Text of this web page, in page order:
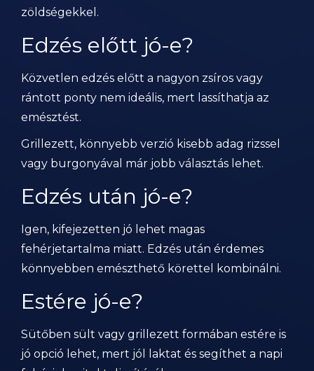
zöldségekkel.
Edzés előtt jó-e?
Közvetlen edzés előtt a nagyon zsíros vagy
rántott ponty nem ideális, mert lassíthatja az
emésztést.
Grillezett, könnyebb verzió kisebb adag rizssel
vagy burgonyával már jobb választás lehet.
Edzés után jó-e?
Igen, kifejezetten jó lehet magas
fehérjetartalma miatt. Edzés után érdemes
könnyebben emészthető körettel kombinálni.
Estére jó-e?
Sütőben sült vagy grillezett formában estére is
jó opció lehet, mert jól laktat és segíthet a napi